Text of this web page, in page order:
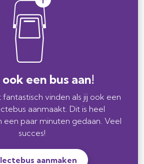
een bus aan!
vinden als jij ook een
aanmaakt. Dit is heel
een paar minuten gedaan. Veel
succes!
aanmaken